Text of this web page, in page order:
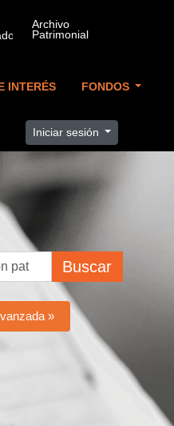
INTERÉS FONDOS
Iniciar sesión
Buscar
»